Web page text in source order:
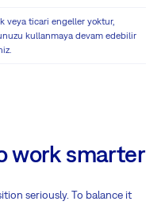
veya ticari engeller yoktur,
kullanmaya devam edebilir
work smarter
seriously. To balance it